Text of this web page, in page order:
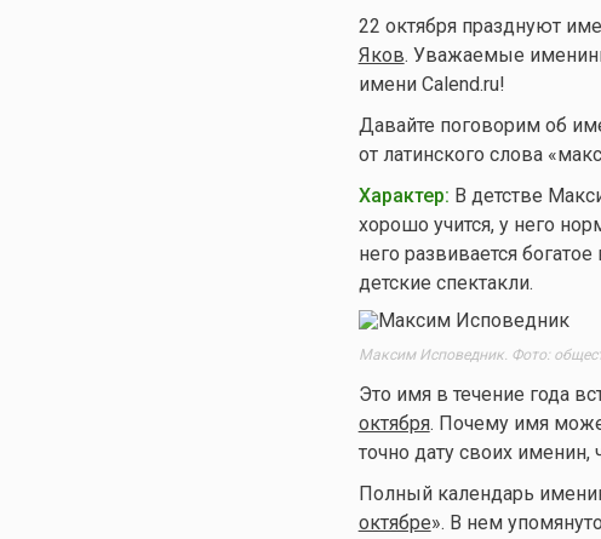
22 октября празднуют
Яков. Уважаемые
имени Calend.ru!
Давайте поговорим об
от латинского слова
Характер: В детстве
хорошо учится, у него
него развивается
детские спектакли.
Максим Исповедник. Фото:
Это имя в течение года
октября. Почему имя
точно дату своих именин,
Полный календарь
октябре». В нем